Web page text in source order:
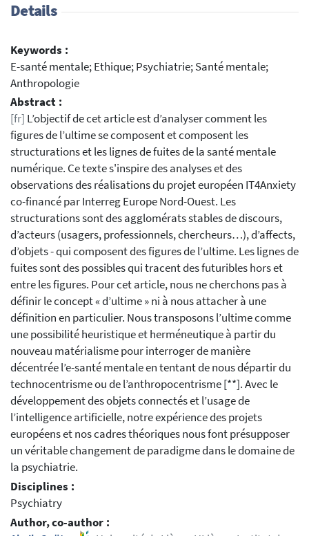
Details
Keywords :
E-santé mentale; Ethique; Psychiatrie; Santé mentale;
Anthropologie
Abstract :
[fr] L’objectif de cet article est d’analyser comment les
figures de l’ultime se composent et composent les
structurations et les lignes de fuites de la santé mentale
numérique. Ce texte s'inspire des analyses et des
observations des réalisations du projet européen IT4Anxiety
co-financé par Interreg Europe Nord-Ouest. Les
structurations sont des agglomérats stables de discours,
d’acteurs (usagers, professionnels, chercheurs…), d’affects,
d’objets - qui composent des figures de l’ultime. Les lignes de
fuites sont des possibles qui tracent des futuribles hors et
entre les figures. Pour cet article, nous ne cherchons pas à
définir le concept « d’ultime » ni à nous attacher à une
définition en particulier. Nous transposons l’ultime comme
une possibilité heuristique et herméneutique à partir du
nouveau matérialisme pour interroger de manière
décentrée l’e-santé mentale en tentant de nous départir du
technocentrisme ou de l’anthropocentrisme [**]. Avec le
développement des objets connectés et l’usage de
l’intelligence artificielle, notre expérience des projets
européens et nos cadres théoriques nous font présupposer
un véritable changement de paradigme dans le domaine de
la psychiatrie.
Disciplines :
Psychiatry
Author, co-author :